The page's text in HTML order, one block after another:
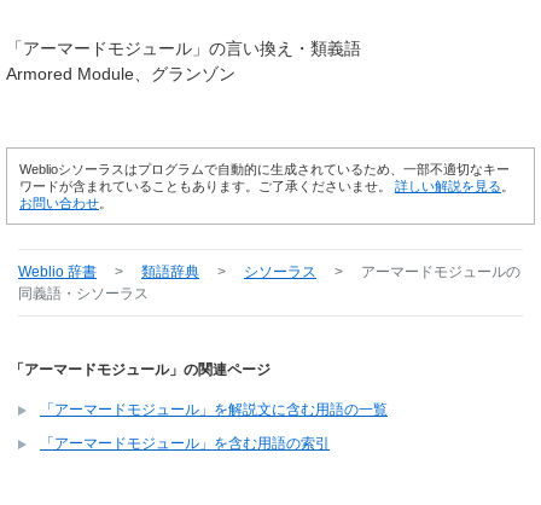
「アーマードモジュール 」の言い換え・類義語
Armored Module
グランゾン
Weblioシソーラスはプログラムで自動的に生成されているため、一部不適切なキー
ワードが含まれていることもあります。ご了承くださいませ。 詳しい解説を見る
お問い合わせ
Weblio 辞書 > 類語辞典 > シソーラス > アーマードモジュールの
同義語・シソーラス
「アーマードモジュール」の関連ページ
「アーマードモジュール」を解説文に含む用語の一覧
「アーマードモジュール」を含む用語の索引